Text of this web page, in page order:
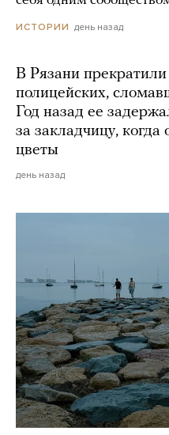
ИСТОРИИ день назад
В Рязани
полицейских,
Год назад ее
за закладчицу,
цветы
день назад